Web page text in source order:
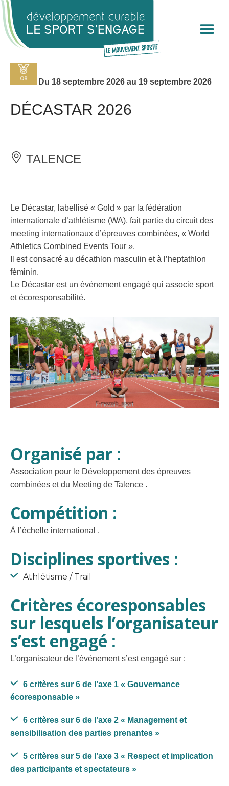
Du 18 septembre 2026 au 19 septembre 2026
DÉCASTAR 2026
TALENCE
Le Décastar, labellisé « Gold » par la fédération
internationale d’athlétisme (WA), fait partie du circuit des
meeting internationaux d’épreuves combinées, « World
Athletics Combined Events Tour ».
Il est consacré au décathlon masculin et à l’heptathlon
féminin.
Le Décastar est un événement engagé qui associe sport
et écoresponsabilité.
Organisé par :
Association pour le Développement des épreuves
combinées et du Meeting de Talence .
Compétition :
À l’échelle international .
Disciplines sportives :
Athlétisme / Trail
Critères écoresponsables
sur lesquels l’organisateur
s’est engagé :
L’organisateur de l’événement s’est engagé sur :
6 critères sur 6 de l’axe 1 « Gouvernance
écoresponsable »
6 critères sur 6 de l’axe 2 « Management et
sensibilisation des parties prenantes »
5 critères sur 5 de l’axe 3 « Respect et implication
des participants et spectateurs »
Cookies management panel